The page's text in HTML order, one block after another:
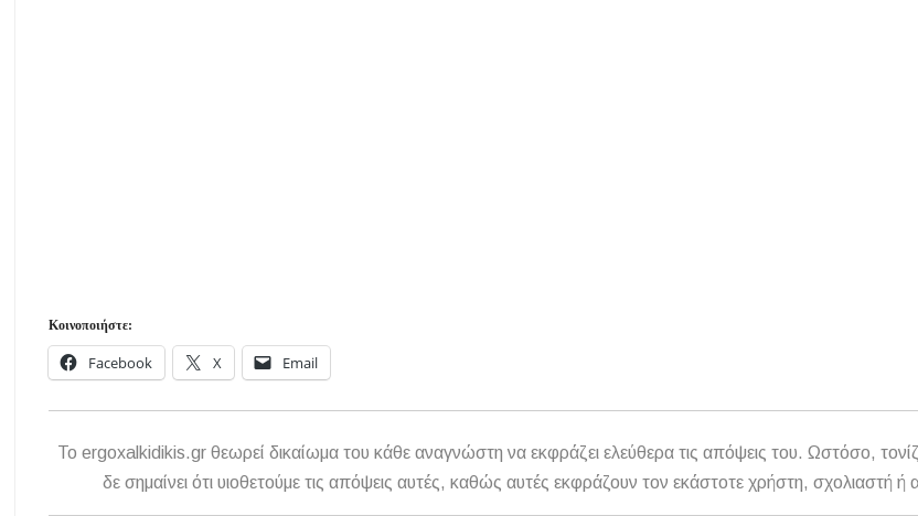
Κοινοποιήστε:
Facebook X Email
To ergoxalkidikis.gr θεωρεί δικαίωμα του κάθε αναγνώστη να εκφράζει ελεύθερα τις απόψεις του. Ωστόσο,
δε σημαίνει ότι υιοθετούμε τις απόψεις αυτές, καθώς αυτές εκφράζουν τον εκάστοτε χρήστη, σχολιαστή